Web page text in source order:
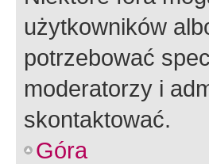
użytkowników
potrzebować
moderatorzy i
skontaktować.
Góra